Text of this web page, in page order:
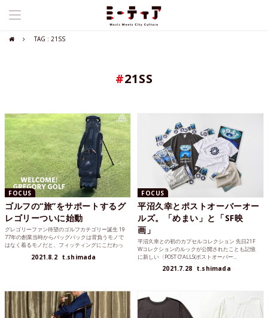
TAG : 21SS
#21SS
FOCUS
ゴルフの“旅”をサポートするグ
レゴリーついに始動
グレゴリーファン待望のゴルフカテゴリー誕生 19
77年の創業当時からバッグパックは背負うモノで
はなく着るモノだと、フィッティングにこだわっ
2021.8.2 t.shimada
FOCUS
平沼久幸とポストオーバーオー
ルズ。「めまい」と「SF映
画」
平沼久幸との初のカプセルコレクション 先日21F
Wコレクションのルックが公開されたことも記憶
に新しい〈POST O’ALLS(ポストオーバー...
2021.7.28 t.shimada